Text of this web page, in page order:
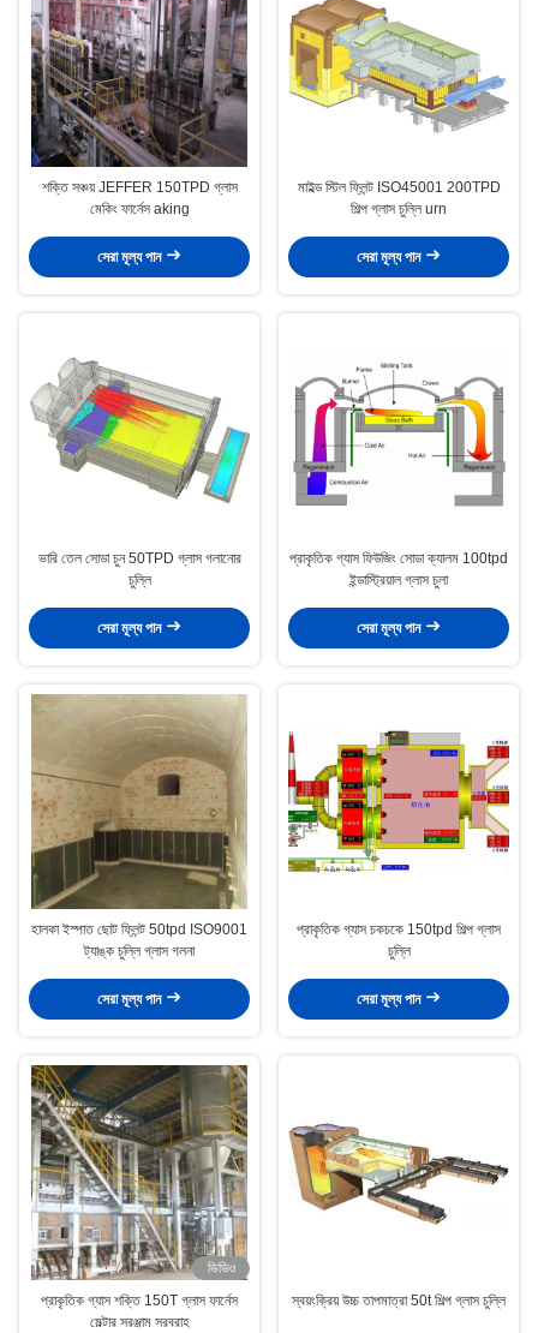
শক্তি সঞ্চয় JEFFER 150TPD গ্লাস
মেকিং ফার্নেস aking
সেরা মূল্য পান
মাইল্ড স্টিল ফ্লিন্ট ISO45001 200TPD
শিল্প গ্লাস চুল্লি urn
সেরা মূল্য পান
ভারি তেল সোডা চুন 50TPD গ্লাস গলানোর
চুল্লি
সেরা মূল্য পান
প্রাকৃতিক গ্যাস ফিউজিং সোডা ক্যালম 100tpd
ইন্ডাস্ট্রিয়াল গ্লাস চুলা
সেরা মূল্য পান
হালকা ইস্পাত ছোট ফ্লিন্ট 50tpd ISO9001
ট্যাঙ্ক চুল্লি গ্লাস গলনা
সেরা মূল্য পান
প্রাকৃতিক গ্যাস চকচকে 150tpd শিল্প গ্লাস
চুল্লি
সেরা মূল্য পান
ভিডিও
প্রাকৃতিক গ্যাস শক্তি 150T গ্লাস ফার্নেস
মেল্টার সরঞ্জাম সরবরাহ
স্বয়ংক্রিয় উচ্চ তাপমাত্রা 50t শিল্প গ্লাস চুল্লি